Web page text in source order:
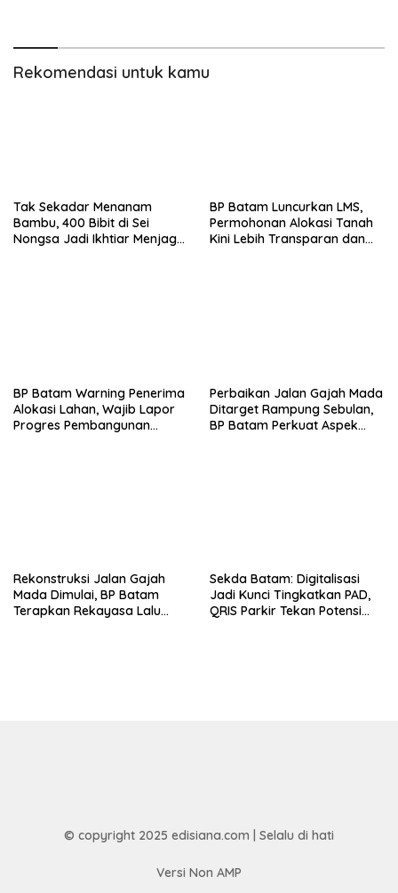
Rekomendasi untuk kamu
Tak Sekadar Menanam
Bambu, 400 Bibit di Sei
Nongsa Jadi Ikhtiar Menjaga
BP Batam Luncurkan LMS,
Permohonan Alokasi Tanah
Kini Lebih Transparan dan
BP Batam Warning Penerima
Alokasi Lahan, Wajib Lapor
Progres Pembangunan
Perbaikan Jalan Gajah Mada
Ditarget Rampung Sebulan,
BP Batam Perkuat Aspek
Rekonstruksi Jalan Gajah
Mada Dimulai, BP Batam
Terapkan Rekayasa Lalu
Sekda Batam: Digitalisasi
Jadi Kunci Tingkatkan PAD,
QRIS Parkir Tekan Potensi
© copyright 2025 edisiana.com | Selalu di hati
Versi Non AMP